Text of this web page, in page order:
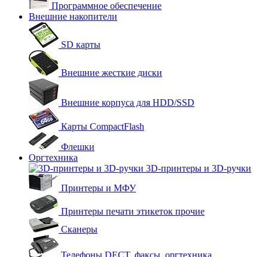
Программное обеспечение
Внешние накопители
SD карты
Внешние жесткие диски
Внешние корпуса для HDD/SSD
Карты CompactFlash
Флешки
Оргтехника
3D-принтеры и 3D-ручки
Принтеры и МФУ
Принтеры печати этикеток прочие
Сканеры
Телефоны DECT, факсы, оргтехника